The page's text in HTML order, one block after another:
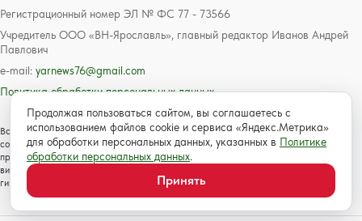
Регистрационный номер ЭЛ № ФС 77 - 73566
Учредитель ООО «ВН-Ярославль», главный редактор Иванов Андрей
Павлович
e-mail: yarnews76@gmail.com
Политика обработки персональных данных
Все права на любые материалы, опубликованные на сайте, защищены в
соответствии с российским и международным законодательством об авторском
праве и смежных правах. Любое использование текстовых, фото, аудио и
видеоматериалов возможно только с согласия правообладателя с обязательной
гиперссылкой на сайт https://www.yarnews.net; Для детей старше 16 лет.
Продолжая пользоваться сайтом, вы соглашаетесь с
использованием файлов cookie и сервиса «Яндекс.Метрика»
для обработки персональных данных, указанных в Политике
обработки персональных данных.
Принять